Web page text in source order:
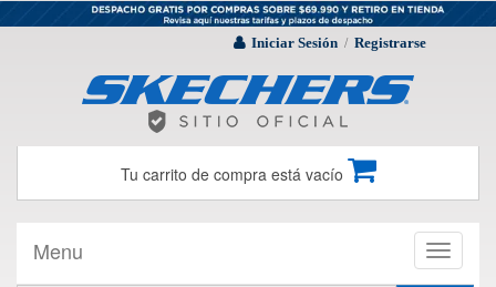
Iniciar Sesión / Registrarse
Tu carrito de compra está vacío
Toggle
Menu